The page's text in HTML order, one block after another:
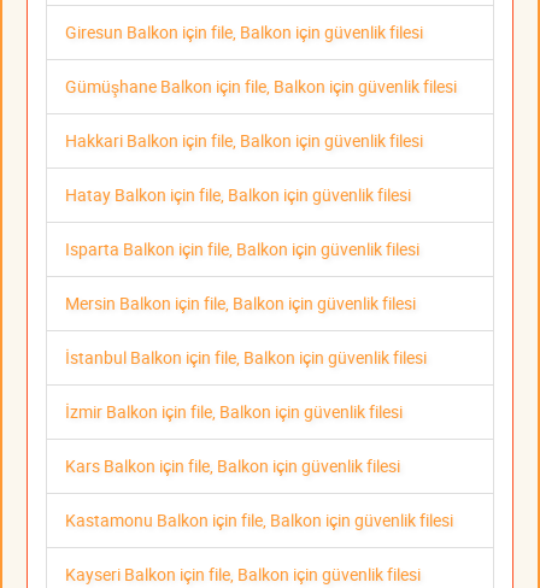
Giresun Balkon için file, Balkon için güvenlik filesi
Gümüşhane Balkon için file, Balkon için güvenlik filesi
Hakkari Balkon için file, Balkon için güvenlik filesi
Hatay Balkon için file, Balkon için güvenlik filesi
Isparta Balkon için file, Balkon için güvenlik filesi
Mersin Balkon için file, Balkon için güvenlik filesi
İstanbul Balkon için file, Balkon için güvenlik filesi
İzmir Balkon için file, Balkon için güvenlik filesi
Kars Balkon için file, Balkon için güvenlik filesi
Kastamonu Balkon için file, Balkon için güvenlik filesi
Kayseri Balkon için file, Balkon için güvenlik filesi